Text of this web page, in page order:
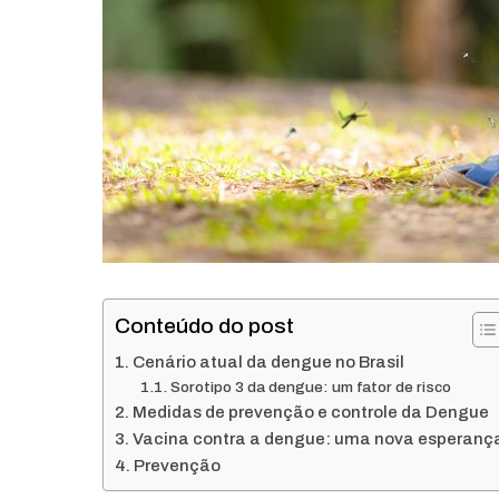
Conteúdo do post
Cenário atual da dengue no Brasil
Sorotipo 3 da dengue: um fator de risco
Medidas de prevenção e controle da Dengue
Vacina contra a dengue: uma nova
Prevenção